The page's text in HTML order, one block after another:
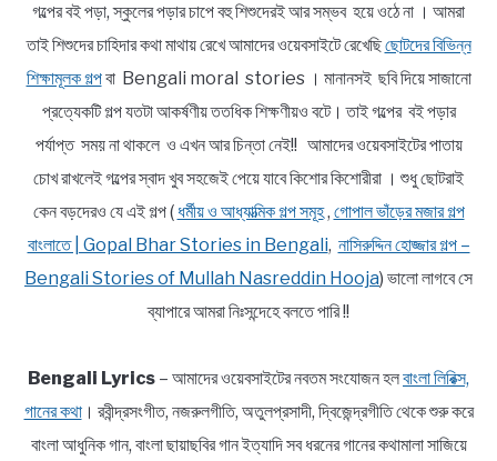
গল্পের বই পড়া, স্কুলের পড়ার চাপে বহু শিশুদেরই আর সম্ভব হয়ে ওঠে না । আমরা
তাই শিশুদের চাহিদার কথা মাথায় রেখে আমাদের ওয়েবসাইটে রেখেছিছোটদের বিভিন্ন
শিক্ষামূলক গল্পবা Bengali moral stories । মানানসই ছবি দিয়ে সাজানো
প্রত্যেকটি গল্প যতটা আকর্ষণীয় ততধিক শিক্ষণীয়ও বটে। তাই গল্পের বই পড়ার
পর্যাপ্ত সময় না থাকলে ও এখন আর চিন্তা নেই!! আমাদের ওয়েবসাইটের পাতায়
চোখ রাখলেই গল্পের স্বাদ খুব সহজেই পেয়ে যাবে কিশোর কিশোরীরা । শুধু ছোটরাই
কেন বড়দেরও যে এই গল্প ( ধর্মীয় ও আধ্যাত্মিক গল্প সমূহ, গোপাল ভাঁড়ের মজার গল্প
বাংলাতে | Gopal Bhar Stories in Bengali, নাসিরুদ্দিন হোজ্জার গল্প –
Bengali Stories of Mullah Nasreddin Hooja) ভালো লাগবে সে
ব্যাপারে আমরা নিঃসন্দেহে বলতে পারি !!
Bengali Lyrics – আমাদের ওয়েবসাইটের নবতম সংযোজন হলবাংলা লিরিক্স,
গানের কথা। রবীন্দ্রসংগীত, নজরুলগীতি, অতুলপ্রসাদী, দ্বিজেন্দ্রগীতি থেকে শুরু করে
বাংলা আধুনিক গান, বাংলা ছায়াছবির গান ইত্যাদি সব ধরনের গানের কথামালা সাজিয়ে